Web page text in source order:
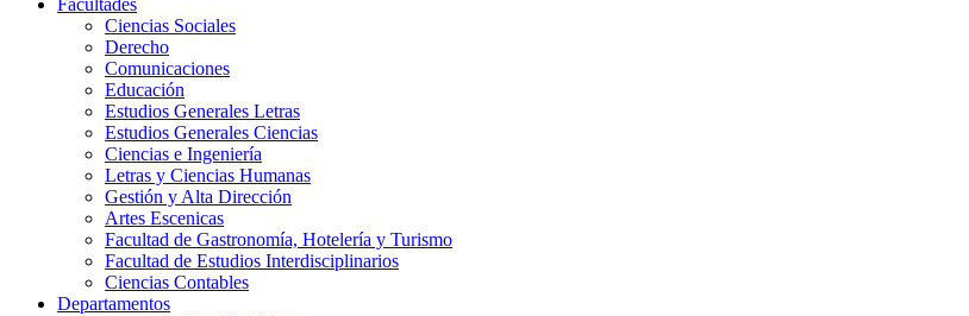
Facultades
Ciencias Sociales
Derecho
Comunicaciones
Educación
Estudios Generales Letras
Estudios Generales Ciencias
Ciencias e Ingeniería
Letras y Ciencias Humanas
Gestión y Alta Dirección
Artes Escenicas
Facultad de Gastronomía, Hotelería y Turismo
Facultad de Estudios Interdisciplinarios
Ciencias Contables
Departamentos